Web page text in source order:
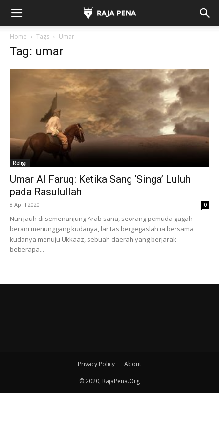
Home Tags Umar
Tag: umar
Religi
Umar Al Faruq: Ketika Sang ‘Singa’ Luluh
pada Rasulullah
8 April 2020 0
Nun jauh di semenanjung Arab sana, seorang pemuda gagah
berani menunggang kudanya, lantas bergegaslah ia bersama
kudanya menuju Ukkaaz, sebuah daerah yang berjarak
beberapa...
Privacy Policy About
© 2020, RajaPena.Org